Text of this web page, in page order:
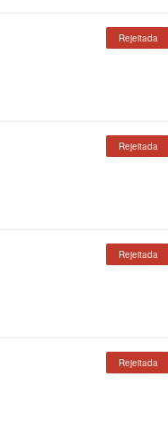
Rejeitada
Rejeitada
Rejeitada
Rejeitada